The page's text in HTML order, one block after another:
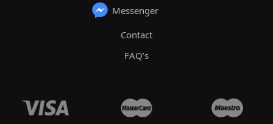
Messenger
Contact
FAQ’s